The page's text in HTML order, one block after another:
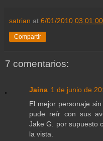
satrian at 6/01/2010 03:01:00
Compartir
7 comentarios:
Jaina 1 de junio de
El mejor personaje
pude reír con sus
Jake G. por supuesto
la vista.